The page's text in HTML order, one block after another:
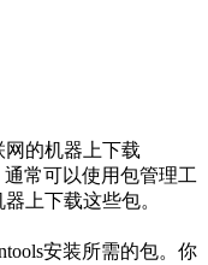
的机器上下载
通常可以使用包管理工
上下载这些包。
安装所需的包。你